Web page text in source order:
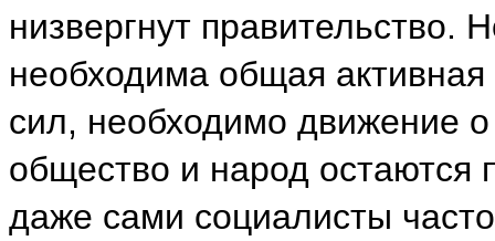
низвергнут правительство.
необходима общая
сил, необходимо движение
общество и народ
даже сами социалисты